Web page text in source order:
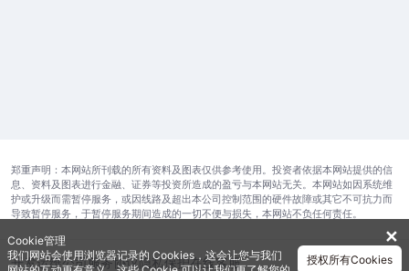
郑重声明：本网站所刊载的所有资料及图表仅供参考使用。投资者依据本网站提供的信
息、资料及图表进行金融、证券等投资所造成的盈亏与本网站无关。本网站如因系统维
护或升级而需暂停服务，或因线路及超出本公司控制范围的硬件故障或其它不可抗力而
导致暂停服务，于暂停服务期间造成的一切不便与损失，本网站不负任何责任。
开发运维公司服务协议隐私保护在线客服
✕
Cookie管理
我们网站会使用浏览器记录的 Cookies，这会让您与我们
授权所有Cookies